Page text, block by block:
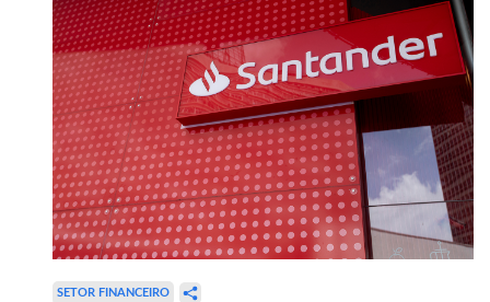
SETOR FINANCEIRO